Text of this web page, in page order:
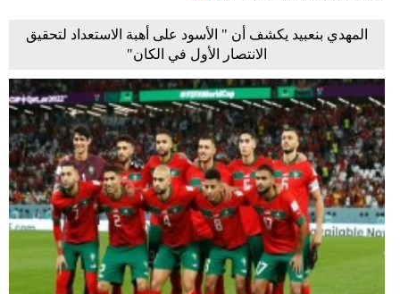
المهدي بنعبيد يكشف أن " الأسود على أهبة الاستعداد لتحقيق
الانتصار الأول في الكان"